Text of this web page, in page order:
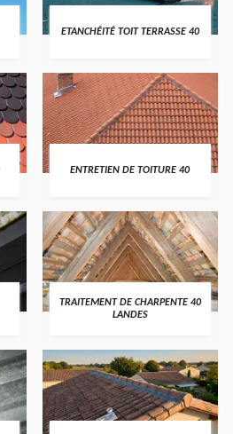
ETANCHÉITÉ TOIT TERRASSE 40
ENTRETIEN DE TOITURE 40
TRAITEMENT DE CHARPENTE 40
LANDES